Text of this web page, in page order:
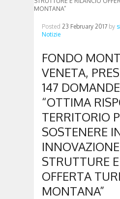
Posted 23 February 2017 by
Notizie
FONDO
VENETA,
147
“OTTIMA
TERRITORIO
SOSTENERE
INNOVAZIONE
STRUTTURE
OFFERTA
MONTANA”